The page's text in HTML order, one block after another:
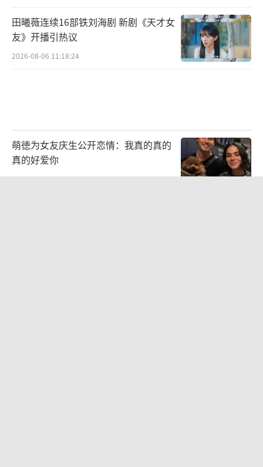
与制作的革新保驾护航。总制片人王柔媗手握
《安家》《突围》《人不彪悍枉少年》《理智
派生活》等多部成功热剧，其对现实题材的敏
瘦》的美术指导王文龙，以及《我的前半生》
的知名造型指导裴蓓等一众金牌主创，剧集呈
现值得期待。
田曦薇连续16部铁刘海剧 新剧《天才女
友》开播引热议
2026-08-06 11:18:24
萌徳为女友庆生公开恋情：我真的真的
真的好爱你
2026-08-06 10:56:33